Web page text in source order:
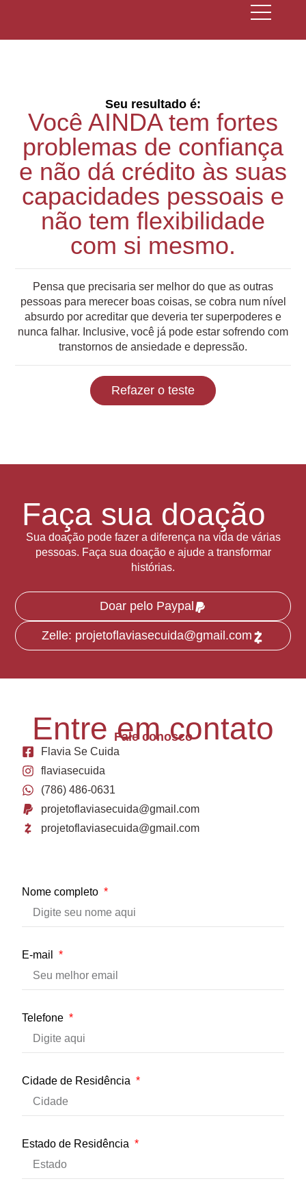
Seu resultado é:
Você AINDA tem fortes
problemas de confiança
e não dá crédito às suas
capacidades pessoais e
não tem flexibilidade
com si mesmo.
Pensa que precisaria ser melhor do que as outras
pessoas para merecer boas coisas, se cobra num nível
absurdo por acreditar que deveria ter superpoderes e
nunca falhar. Inclusive, você já pode estar sofrendo com
transtornos de ansiedade e depressão.
Refazer o teste
Faça sua doação
Sua doação pode fazer a diferença na vida de várias
pessoas. Faça sua doação e ajude a transformar
histórias.
Doar pelo Paypal
Zelle: projetoflaviasecuida@gmail.com
Entre em contato
Fale conosco
Flavia Se Cuida
flaviasecuida
(786) 486-0631
projetoflaviasecuida@gmail.com
projetoflaviasecuida@gmail.com
Nome completo
E-mail
Telefone
Cidade de Residência
Estado de Residência